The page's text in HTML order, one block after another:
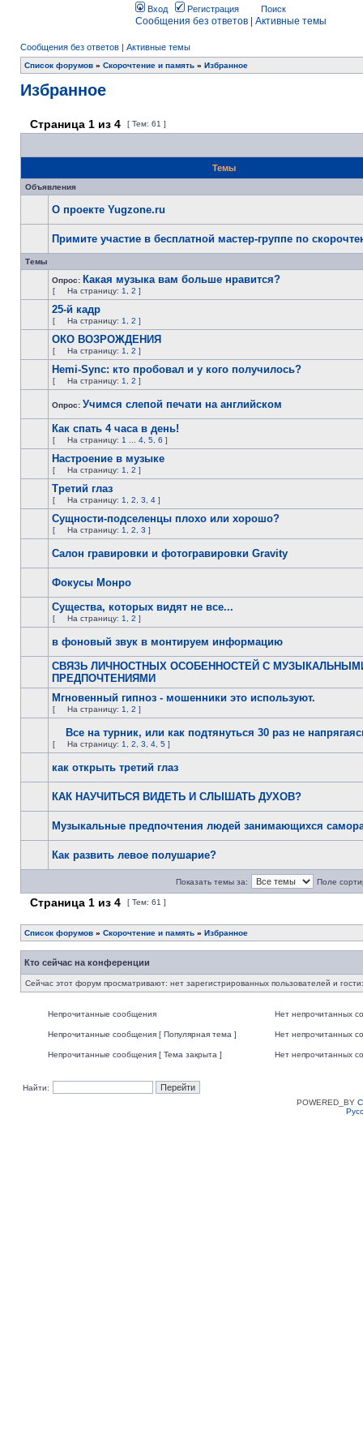
Вход Регистрация Поиск
Сообщения без ответов Активные темы
Сообщения без ответов | Активные темы
Список форумов » Скорочтение и память » Избранное
Избранное
Страница 1 из 4 [ Тем: 61 ]
Темы
Объявления
О проекте Yugzone.ru
Примите участие в бесплатной мастер-группе по
Темы
Опрос: Какая музыка вам больше нравится?
[ На страницу: 1 2 ]
25-й кадр
[ На страницу: 1 2 ]
ОКО ВОЗРОЖДЕНИЯ
[ На страницу: 1 2 ]
Hemi-Sync: кто пробовал и у кого получилось?
[ На страницу: 1 2 ]
Опрос: Учимся слепой печати на английском
Как спать 4 часа в день!
[ На страницу: 1 4 5 6 ]
Настроение в музыке
[ На страницу: 1 2 ]
Третий глаз
[ На страницу: 1 2 3 4 ]
Сущности-подселенцы плохо или хорошо?
[ На страницу: 1 2 3 ]
Салон гравировки и фотогравировки Gravity
Фокусы Монро
Существа, которых видят не все...
[ На страницу: 1 2 ]
в фоновый звук в монтируем информацию
СВЯЗЬ ЛИЧНОСТНЫХ ОСОБЕННОСТЕЙ С
ПРЕДПОЧТЕНИЯМИ
Мгновенный гипноз - мошенники это используют.
[ На страницу: 1 2 ]
Все на турник, или как подтянуться 30 раз не
[ На страницу: 1 2 3 4 5 ]
как открыть третий глаз
КАК НАУЧИТЬСЯ ВИДЕТЬ И СЛЫШАТЬ ДУХОВ?
Музыкальные предпочтения людей занимающихся
Как развить левое полушарие?
Показать темы за: Поле
Страница 1 из 4 [ Тем: 61 ]
Список форумов » Скорочтение и память » Избранное
Кто сейчас на конференции
Сейчас этот форум просматривают: нет зарегистрированных пользователей и
Непрочитанные сообщения Нет непрочитанных
Непрочитанные сообщения [ Популярная тема ] Нет непрочитанных
Непрочитанные сообщения [ Тема закрыта ] Нет непрочитанных
Найти:
POWERED_BY